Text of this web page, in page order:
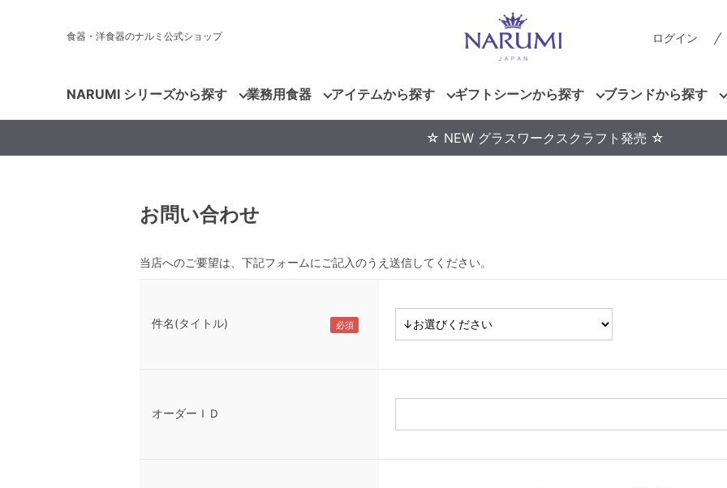
食器・洋食器のナルミ公式ショップ ログイン
NARUMI シリーズから探す 業務用食器 アイテムから探す ギフトシーンから探す ブランドから探す
☆ NEW グラスワークスクラフト発売 ☆
お問い合わせ
当店へのご要望は、下記フォームにご記入のうえ送信してください。
件名(タイトル)
オーダーＩＤ